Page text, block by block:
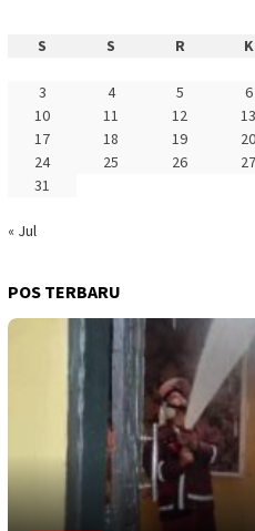
S
S R K
3
4 5 6
10
11 12 13
17
18 19 20
24
25 26 27
31
« Jul
POS TERBARU